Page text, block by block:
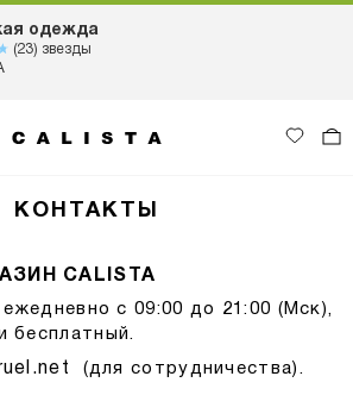
КОНТАКТЫ
CALISTA
ежедневно с 09:00 до 21:00 (Мск),
бесплатный.
(для сотрудничества).
одежда
(23) звезды